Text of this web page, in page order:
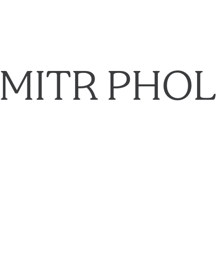
MITR PHOL